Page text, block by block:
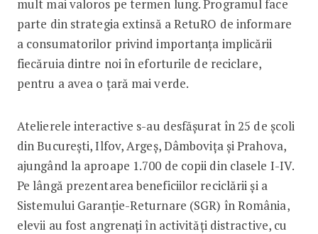
mult mai valoros pe termen lung. Programul face
parte din strategia extinsă a RetuRO de informare
a consumatorilor privind importanța implicării
fiecăruia dintre noi în eforturile de reciclare,
pentru a avea o țară mai verde.
Atelierele interactive s-au desfășurat în 25 de școli
din București, Ilfov, Argeș, Dâmbovița și Prahova,
ajungând la aproape 1.700 de copii din clasele I-IV.
Pe lângă prezentarea beneficiilor reciclării și a
Sistemului Garanție-Returnare (SGR) în România,
elevii au fost angrenați în activități distractive, cu